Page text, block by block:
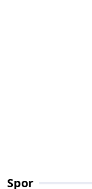
Spor